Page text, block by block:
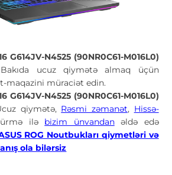
G614JV-N4525 (90NR0C61-M016L0)
Bakıda ucuz qiymətə almaq üçün
maqazini müraciət edin.
G614JV-N4525 (90NR0C61-M016L0)
qiymətə, Rəsmi zəmanət, Hissə-
ilə bizim ünvandanəldə edə
ROG Noutbukları qiymetləri və
ola bilərsiz